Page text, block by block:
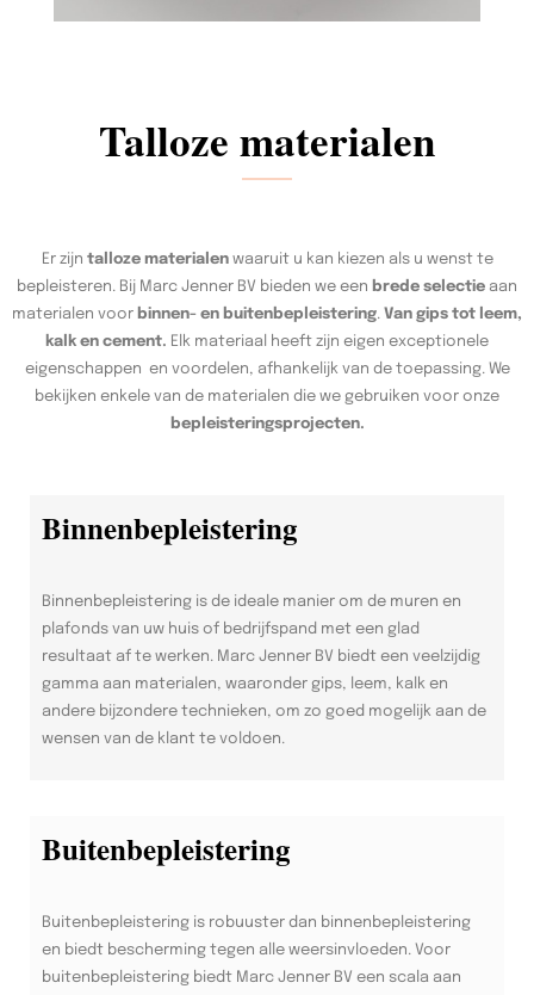
Talloze materialen
Er zijn talloze materialenwaaruit u kan kiezen als u wenst te
bepleisteren. Bij Marc Jenner BV bieden we een brede selectie aan
materialen voor binnen- en buitenbepleistering. Van gips tot leem,
kalk en cement. Elk materiaal heeft zijn eigen exceptionele
eigenschappen en voordelen, afhankelijk van de toepassing. We
bekijken enkele van de materialen die we gebruiken voor onze
bepleisteringsprojecten.
Binnenbepleistering
Binnenbepleistering is de ideale manier om de muren en
plafonds van uw huis of bedrijfspand met een glad
resultaat af te werken. Marc Jenner BV biedt een veelzijdig
gamma aan materialen, waaronder gips, leem, kalk en
andere bijzondere technieken, om zo goed mogelijk aan de
wensen van de klant te voldoen.
Buitenbepleistering
Buitenbepleistering is robuuster dan binnenbepleistering
en biedt bescherming tegen alle weersinvloeden. Voor
buitenbepleistering biedt Marc Jenner BV een scala aan